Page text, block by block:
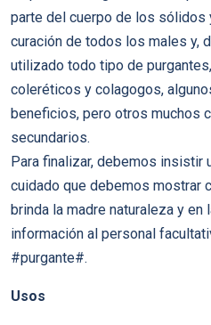
parte del cuerpo de los sólidos
curación de todos los males y,
utilizado todo tipo de
coleréticos y colagogos,
beneficios, pero otros muchos
secundarios.
Para finalizar, debemos insistir
cuidado que debemos mostrar
brinda la madre naturaleza y
información al personal
#purgante#.
Usos